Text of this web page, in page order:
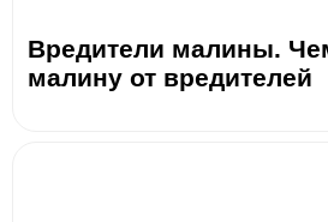
Вредители малины.
малину от вредителей